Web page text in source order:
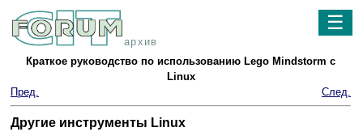
архив
☰
Краткое руководство по использованию Lego Mindstorm с
Linux
Пред.
След.
Другие инструменты Linux